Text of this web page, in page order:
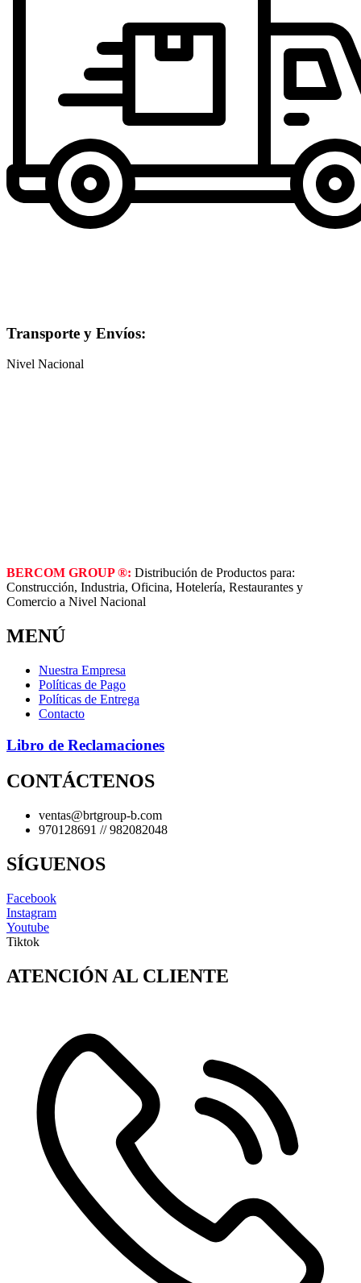
Transporte y Envíos:
Nivel Nacional
BERCOM GROUP ®: Distribución de Productos para:
Construcción, Industria, Oficina, Hotelería, Restaurantes y
Comercio a Nivel Nacional
MENÚ
Nuestra Empresa
Políticas de Pago
Políticas de Entrega
Contacto
Libro de Reclamaciones
CONTÁCTENOS
ventas@brtgroup-b.com
970128691 // 982082048
SÍGUENOS
Facebook
Instagram
Youtube
Tiktok
ATENCIÓN AL CLIENTE